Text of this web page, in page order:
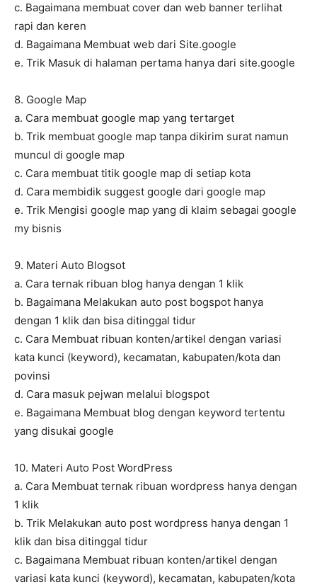
c. Bagaimana membuat cover dan web banner terlihat
rapi dan keren
d. Bagaimana Membuat web dari Site.google
e. Trik Masuk di halaman pertama hanya dari site.google
8. Google Map
a. Cara membuat google map yang tertarget
b. Trik membuat google map tanpa dikirim surat namun
muncul di google map
c. Cara membuat titik google map di setiap kota
d. Cara membidik suggest google dari google map
e. Trik Mengisi google map yang di klaim sebagai google
my bisnis
9. Materi Auto Blogsot
a. Cara ternak ribuan blog hanya dengan 1 klik
b. Bagaimana Melakukan auto post bogspot hanya
dengan 1 klik dan bisa ditinggal tidur
c. Cara Membuat ribuan konten/artikel dengan variasi
kata kunci (keyword), kecamatan, kabupaten/kota dan
povinsi
d. Cara masuk pejwan melalui blogspot
e. Bagaimana Membuat blog dengan keyword tertentu
yang disukai google
10. Materi Auto Post WordPress
a. Cara Membuat ternak ribuan wordpress hanya dengan
1 klik
b. Trik Melakukan auto post wordpress hanya dengan 1
klik dan bisa ditinggal tidur
c. Bagaimana Membuat ribuan konten/artikel dengan
variasi kata kunci (keyword), kecamatan, kabupaten/kota